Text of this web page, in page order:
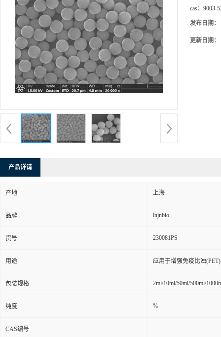
cas： 9003-
发布日期：
更新日期：
产品详请
产地 上海
品牌 lnjnbio
货号 230081PS
用途 应用于增强免疫比浊
包装规格 2ml/10ml/50ml/500ml/
纯度 %
CAS编号